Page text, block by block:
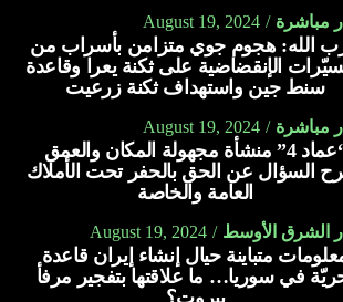
مباشرة August 19, 2024
الله: هجوم جوي متزامن بأسراب من
الإنقضاضية على ثكنة يعرا وقاعدة
سنط جين واستهداف ثكنة زرعيت
مباشرة August 19, 2024
“عماد 4” منشأة مجهولة المكان والعمق
السؤال عن الحق بالحفر تحت الأملاك
العامة والخاصة
الشرق الأوسط August 19, 2024
متباينة حيال إنشاء إيران قاعدة
في سوريا… ما علاقتها بتفجير مرفأ